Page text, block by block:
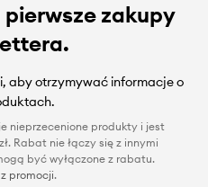
zakupy
aby otrzymywać informacje o
nieprzecenione produkty i jest
Rabat nie łączy się z innymi
być wyłączone z rabatu.
promocji.